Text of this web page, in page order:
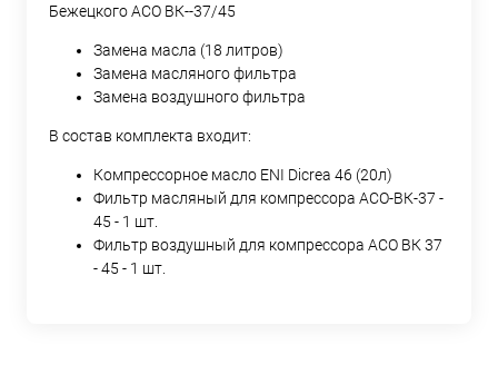
Бежецкого АСО ВК--37/45
Замена масла (18 литров)
Замена масляного фильтра
Замена воздушного фильтра
В состав комплекта входит:
Компрессорное масло ENI Dicrea 46 (20л)
Фильтр масляный для компрессора АСО-ВК-37 -
45 - 1 шт.
Фильтр воздушный для компрессора АСО ВК 37
- 45 - 1 шт.